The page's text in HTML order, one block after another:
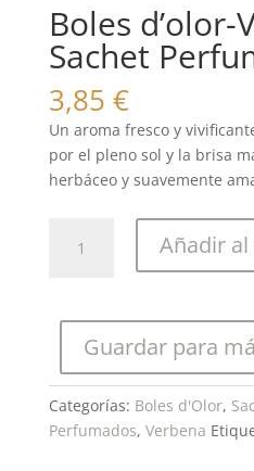
Boles d’olor-
Sachet
3,85 €
Un aroma fresco y
por el pleno sol y la brisa
herbáceo y suavemente
d'olor-
Perfumado
cantidad
Añadir
Guardar para
Categorías: Boles d'Olor,
Perfumados, Verbena